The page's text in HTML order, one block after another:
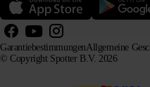
© Copyright Spotter B.V. 2026
GarantiebestimmungenAllgemeine
Unsere Produktinformationen dürfen von KI-